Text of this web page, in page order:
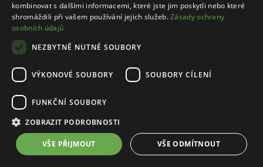
1 ... 8
příležitost
Černé dámské boty představují nadčasovou klasiku, která nikdy
nevyjde z módy. V nabídce značky Wojas najdeš širokou škálu
černých bot, které spojují eleganci s pohodlím a jsou vyrobeny z
nejkvalitnějších materiálů. Díky své univerzální barvě se černé boty
perfektně hodí ke každému outfitu a stylu, což z nich činí
nezbytnou součást Tvého šatníku.
kombinovat s dalšími informacemi, které jste jim poskytli nebo které
shromáždili při vašem používání jejich služeb.Zásady ochrany
osobních údajů
NEZBYTNĚ NUTNÉ SOUBORY
VÝKONOVÉ SOUBORY SOUBORY CÍLENÍ
FUNKČNÍ SOUBORY
ZOBRAZIT PODROBNOSTI
VŠE PŘIJMOUT VŠE ODMÍTNOUT